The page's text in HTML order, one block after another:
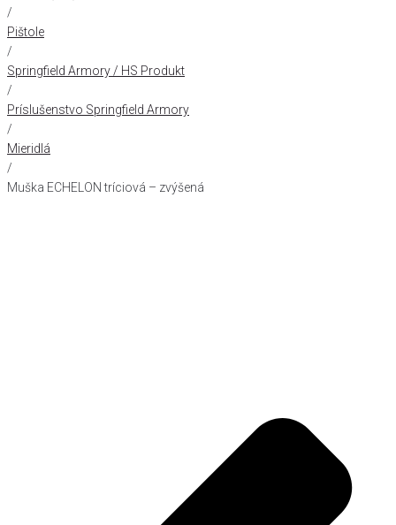
/
Pištole
/
Springfield Armory / HS Produkt
/
Príslušenstvo Springfield Armory
/
Mieridlá
/
Muška ECHELON tríciová – zvýšená